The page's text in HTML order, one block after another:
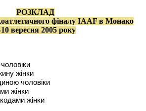
РОЗКЛАД
фiналу IAAF в Монако
вересня 2005 року
жiнки
чоловiки
жiнки
жiнки